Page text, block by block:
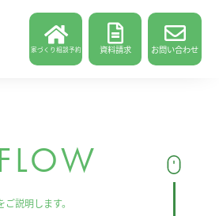
家づくり相談予約 資料請求 お問い合わせ
説明します。